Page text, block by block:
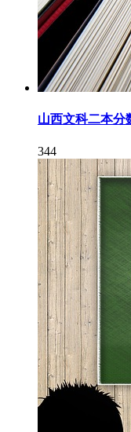
山西文科二本分
344